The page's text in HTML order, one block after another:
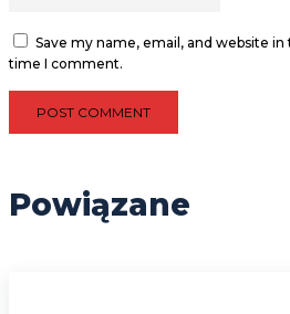
Save my name, email, and website
time I comment.
Powiązane